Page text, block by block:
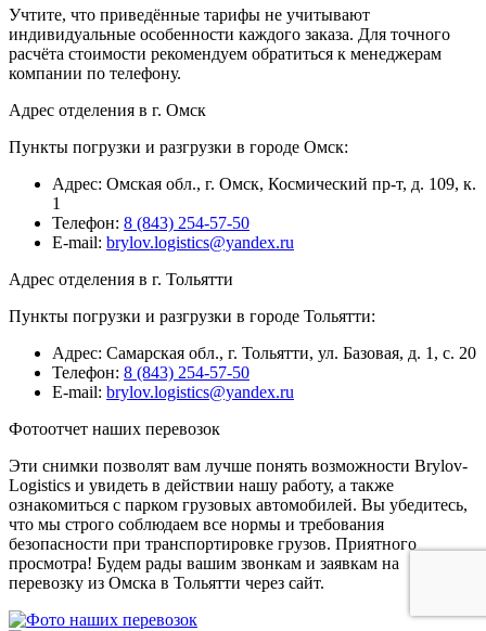
Учтите, что приведённые тарифы не учитывают
индивидуальные особенности каждого заказа. Для точного
расчёта стоимости рекомендуем обратиться к менеджерам
компании по телефону.
Адрес отделения в г. Омск
Пункты погрузки и разгрузки в городе Омск:
Адрес: Омская обл., г. Омск, Космический пр-т, д. 109, к.
1
Телефон: 8 (843) 254-57-50
E-mail: brylov.logistics@yandex.ru
Адрес отделения в г. Тольятти
Пункты погрузки и разгрузки в городе Тольятти:
Адрес: Самарская обл., г. Тольятти, ул. Базовая, д. 1, с. 20
Телефон: 8 (843) 254-57-50
E-mail: brylov.logistics@yandex.ru
Фотоотчет наших перевозок
Эти снимки позволят вам лучше понять возможности Brylov-
Logistics и увидеть в действии нашу работу, а также
ознакомиться с парком грузовых автомобилей. Вы убедитесь,
что мы строго соблюдаем все нормы и требования
безопасности при транспортировке грузов. Приятного
просмотра! Будем рады вашим звонкам и заявкам на
перевозку из Омска в Тольятти через сайт.